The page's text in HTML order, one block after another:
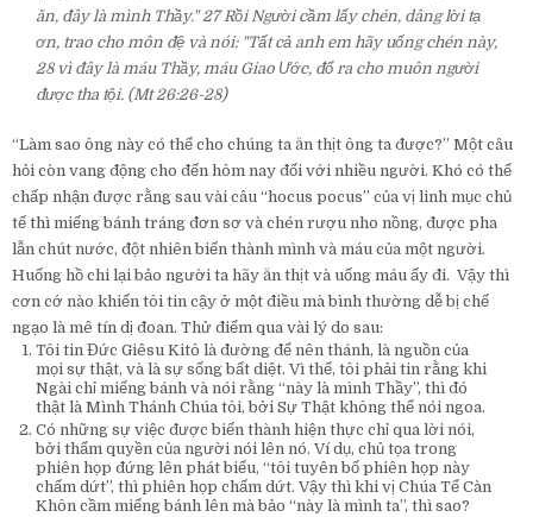
ăn, đây là mình Thầy." 27 Rồi Người cầm lấy chén, dâng lời tạ
ơn, trao cho môn đệ và nói: "Tất cả anh em hãy uống chén này,
28 vì đây là máu Thầy, máu Giao Ước, đổ ra cho muôn người
được tha tội. (Mt 26:26-28)
“Làm sao ông này có thể cho chúng ta ăn thịt ông ta được?” Một câu
hỏi còn vang động cho đến hôm nay đối với nhiều người. Khó có thể
chấp nhận được rằng sau vài câu “hocus pocus” của vị linh mục chủ
tế thì miếng bánh tráng đơn sơ và chén rượu nho nồng, được pha
lẫn chút nước, đột nhiên biến thành mình và máu của một người.
Huống hồ chi lại bảo người ta hãy ăn thịt và uống máu ấy đi. Vậy thì
cơn cớ nào khiến tôi tin cậy ở một điều mà bình thường dễ bị chế
ngạo là mê tín dị đoan. Thử điểm qua vài lý do sau:
Tôi tin Đức Giêsu Kitô là đường để nên thánh, là nguồn của
mọi sự thật, và là sự sống bất diệt. Vì thế, tôi phải tin rằng khi
Ngài chỉ miếng bánh và nói rằng “này là mình Thầy”, thì đó
thật là Mình Thánh Chúa tôi, bởi Sự Thật không thể nói ngoa.
Có những sự việc được biến thành hiện thực chỉ qua lời nói,
bởi thẩm quyền của người nói lên nó. Ví dụ, chủ tọa trong
phiên họp đứng lên phát biểu, “tôi tuyên bố phiên họp này
chấm dứt”, thì phiên họp chấm dứt. Vậy thì khi vị Chúa Tể Càn
Khôn cầm miếng bánh lên mà bảo “này là mình ta”, thì sao?